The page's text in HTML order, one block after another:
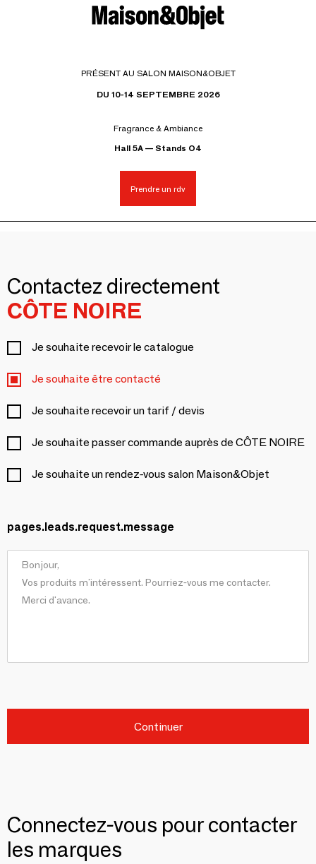
PRÉSENT AU SALON MAISON&OBJET
DU 10-14 SEPTEMBRE 2026
Fragrance & Ambiance
Hall 5A — Stands O4
Prendre un rdv
Contactez directement
CÔTE NOIRE
Je souhaite recevoir le catalogue
Je souhaite être contacté
Je souhaite recevoir un tarif / devis
Je souhaite passer commande auprès de CÔTE NOIRE
Je souhaite un rendez-vous salon Maison&Objet
pages.leads.request.message
Continuer
Connectez-vous pour contacter
les marques